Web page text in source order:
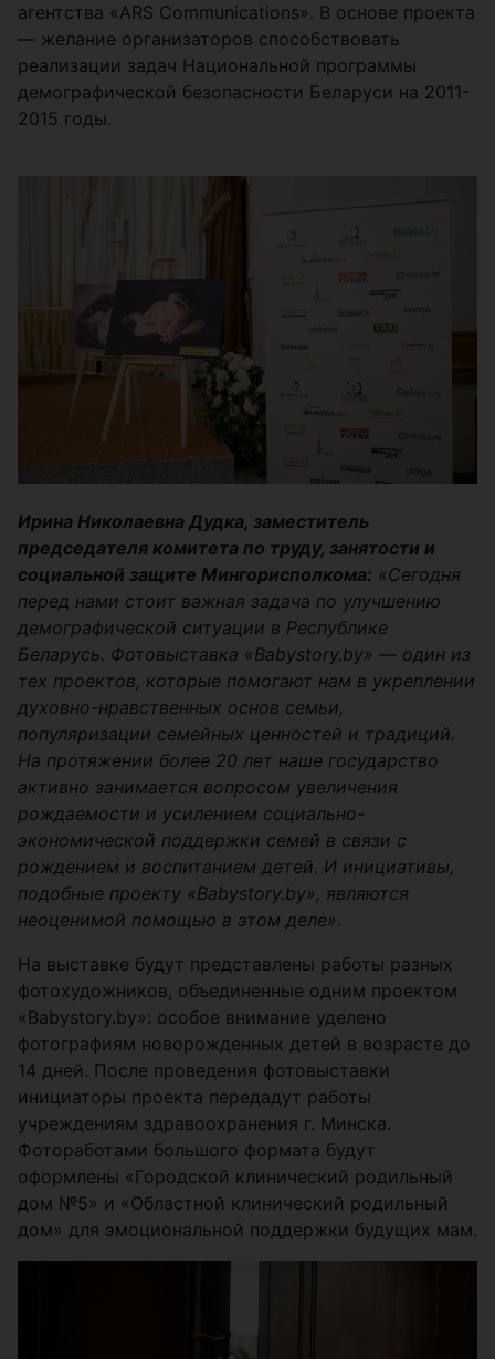
агентства «ARS Communications». В основе проекта
— желание организаторов способствовать
реализации задач Национальной программы
демографической безопасности Беларуси на 2011-
2015 годы.
Ирина Николаевна Дудка, заместитель
председателя комитета по труду, занятости и
социальной защите Мингорисполкома: «Сегодня
перед нами стоит важная задача по улучшению
демографической ситуации в Республике
Беларусь. Фотовыставка «Babystory.by» — один из
тех проектов, которые помогают нам в укреплении
духовно-нравственных основ семьи,
популяризации семейных ценностей и традиций.
На протяжении более 20 лет наше государство
активно занимается вопросом увеличения
рождаемости и усилением социально-
экономической поддержки семей в связи с
рождением и воспитанием детей. И инициативы,
подобные проекту «Babystory.by», являются
неоценимой помощью в этом деле».
На выставке будут представлены работы разных
фотохудожников, объединенные одним проектом
«Babystory.by»: особое внимание уделено
фотографиям новорожденных детей в возрасте до
14 дней. После проведения фотовыставки
инициаторы проекта передадут работы
учреждениям здравоохранения г. Минска.
Фотоработами большого формата будут
оформлены «Городской клинический родильный
дом №5» и «Областной клинический родильный
дом» для эмоциональной поддержки будущих мам.